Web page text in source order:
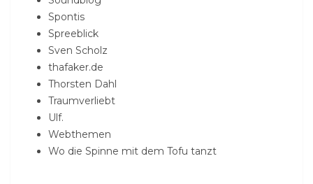
Spontis
Spreeblick
Sven Scholz
thafaker.de
Thorsten Dahl
Traumverliebt
Ulf.
Webthemen
Wo die Spinne mit dem Tofu tanzt